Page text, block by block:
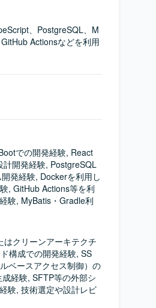
、PostgreSQL、M
Actionsなどを利用
での開発経験, React
計開発経験, PostgreSQL
発経験, Dockerを利用し
, GitHub Actions等を利
験, MyBatis・Gradle利
クリーンアーキテクチ
構成での開発経験, SS
ベースアクセス制御）の
経験, SFTP等の外部シ
験, 技術選定や設計レビ